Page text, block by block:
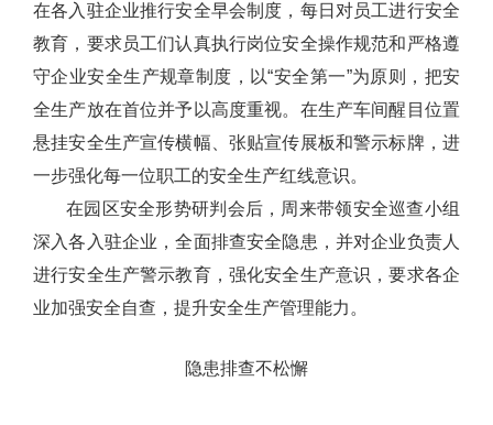
在各入驻企业推行安全早会制度，每日对员工进行安全
教育，要求员工们认真执行岗位安全操作规范和严格遵
守企业安全生产规章制度，以“安全第一”为原则，把安
全生产放在首位并予以高度重视。在生产车间醒目位置
悬挂安全生产宣传横幅、张贴宣传展板和警示标牌，进
一步强化每一位职工的安全生产红线意识。
在园区安全形势研判会后，周来带领安全巡查小组
深入各入驻企业，全面排查安全隐患，并对企业负责人
进行安全生产警示教育，强化安全生产意识，要求各企
业加强安全自查，提升安全生产管理能力。
隐患排查不松懈